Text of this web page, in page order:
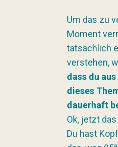
Um das zu
Moment
tatsächlich
verstehen,
dass du
dieses
dauerhaft
Ok, jetzt
Du hast